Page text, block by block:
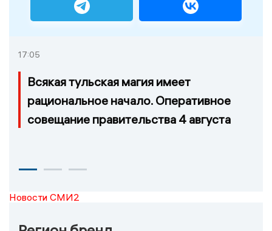
17:05
Всякая тульская магия имеет
рациональное начало. Оперативное
совещание правительства 4 августа
Новости СМИ2